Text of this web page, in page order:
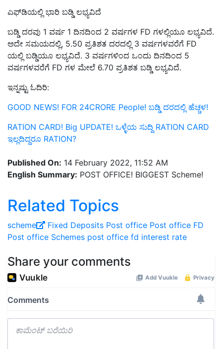
ಎಫ್‌ಡಿಯಲ್ಲಿ ಭಾರಿ ಬಡ್ಡಿ ಲಭ್ಯವಿದೆ
ಬಡ್ಡಿ ದರವು 1 ವರ್ಷ 1 ದಿನದಿಂದ 2 ವರ್ಷಗಳ FD ಗಳಲ್ಲಿಯೂ ಲಭ್ಯವಿದೆ.
ಅದೇ ಸಮಯದಲ್ಲಿ, 5.50 ಪ್ರತಿಶತ ದರದಲ್ಲಿ 3 ವರ್ಷಗಳವರೆಗೆ FD
ಯಲ್ಲಿ ಬಡ್ಡಿಯೂ ಲಭ್ಯವಿದೆ. 3 ವರ್ಷಗಳಿಂದ ಒಂದು ದಿನದಿಂದ 5
ವರ್ಷಗಳವರೆಗೆ FD ಗಳ ಮೇಲೆ 6.70 ಪ್ರತಿಶತ ಬಡ್ಡಿ ಲಭ್ಯವಿದೆ.
ಇನ್ನಷ್ಟು ಓದಿರಿ:
GOOD NEWS! FOR 24CRORE People! ಬಡ್ಡಿ ದರದಲ್ಲಿ ಹೆಚ್ಚಳ!
RATION CARD! Big UPDATE! ಒಳ್ಳೆಯ ಸುದ್ದಿ RATION CARD
ಇಲ್ಲದಿದ್ದರೂ RATION?
Published On: 14 February 2022, 11:52 AM
English Summary: POST OFFICE! BIGGEST Scheme!
Related Topics
scheme Fixed Deposits Post office Post office FD
Post office Schemes post office fd interest rate
Share your comments